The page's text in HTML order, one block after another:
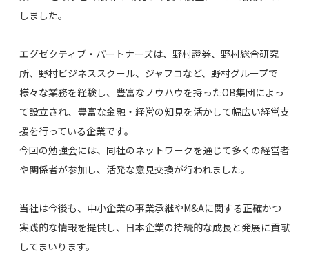
しました。
エグゼクティブ・パートナーズは、野村證券、野村総合研究
所、野村ビジネススクール、ジャフコなど、野村グループで
様々な業務を経験し、豊富なノウハウを持ったOB集団によっ
て設立され、豊富な金融・経営の知見を活かして幅広い経営支
援を行っている企業です。
今回の勉強会には、同社のネットワークを通じて多くの経営者
や関係者が参加し、活発な意見交換が行われました。
当社は今後も、中小企業の事業承継やM&Aに関する正確かつ
実践的な情報を提供し、日本企業の持続的な成長と発展に貢献
してまいります。